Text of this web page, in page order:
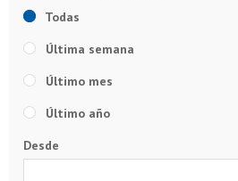
Todas
Última semana
Último mes
Último año
Desde